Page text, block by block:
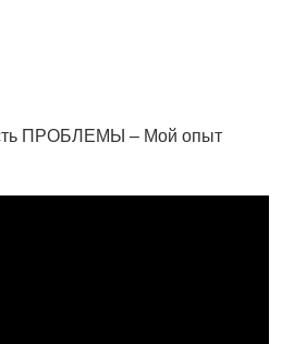
ПРОБЛЕМЫ – Мой опыт